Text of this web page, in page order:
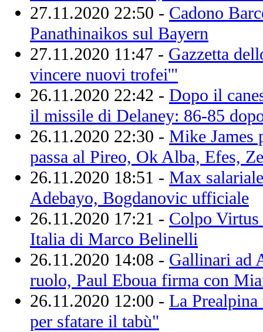
27.11.2020 22:50 - Cadono
Panathinaikos sul Bayern
27.11.2020 11:47 - Gazzetta
vincere nuovi trofei'"
26.11.2020 22:42 - Dopo il
il missile di Delaney: 86-85
26.11.2020 22:30 - Mike James
passa al Pireo, Ok Alba, Efes,
26.11.2020 18:51 - Max
Adebayo, Bogdanovic ufficiale
26.11.2020 17:21 - Colpo
Italia di Marco Belinelli
26.11.2020 14:08 - Gallinari ad
ruolo, Paul Eboua firma con
26.11.2020 12:00 - La
per sfatare il tabù"